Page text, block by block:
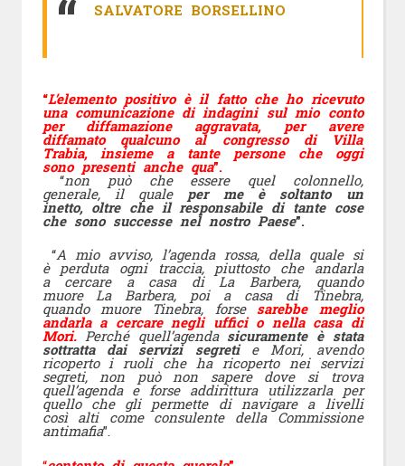
SALVATORE BORSELLINO
“L’elemento positivo è il fatto che ho ricevuto
una comunicazione di indagini sul mio conto
per diffamazione aggravata, per avere
diffamato qualcuno al congresso di Villa
Trabia, insieme a tante persone che oggi
sono presenti anche qua”.
“non può che essere quel colonnello,
generale, il quale per me è soltanto un
inetto, oltre che il responsabile di tante cose
che sono successe nel nostro Paese”.
“A mio avviso, l’agenda rossa, della quale si
è perduta ogni traccia, piuttosto che andarla
a cercare a casa di La Barbera, quando
muore La Barbera, poi a casa di Tinebra,
quando muore Tinebra, forse sarebbe meglio
andarla a cercare negli uffici o nella casa di
Mori.Perché quell’agenda sicuramente è stata
sottratta dai servizi segretie Mori, avendo
ricoperto i ruoli che ha ricoperto nei servizi
segreti, non può non sapere dove si trova
quell’agenda e forse addirittura utilizzarla per
quello che gli permette di navigare a livelli
così alti come consulente della Commissione
antimafia”.